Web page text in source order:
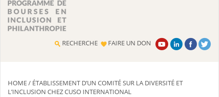
RECHERCHE FAIRE UN DON
HOME/ ÉTABLISSEMENT D’UN COMITÉ SUR LA DIVERSITÉ ET
L’INCLUSION CHEZ CUSO INTERNATIONAL